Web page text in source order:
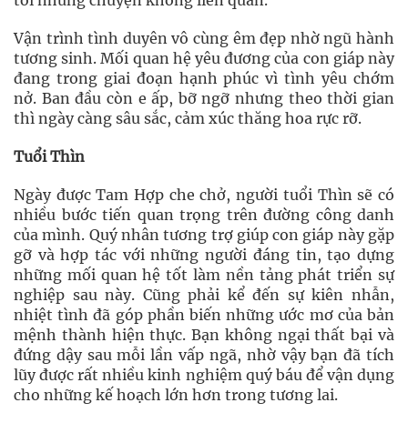
Vận trình tình duyên vô cùng êm đẹp nhờ ngũ hành
tương sinh. Mối quan hệ yêu đương của con giáp này
đang trong giai đoạn hạnh phúc vì tình yêu chớm
nở. Ban đầu còn e ấp, bỡ ngỡ nhưng theo thời gian
thì ngày càng sâu sắc, cảm xúc thăng hoa rực rỡ.
Tuổi Thìn
Ngày được Tam Hợp che chở, người tuổi Thìn sẽ có
nhiều bước tiến quan trọng trên đường công danh
của mình. Quý nhân tương trợ giúp con giáp này gặp
gỡ và hợp tác với những người đáng tin, tạo dựng
những mối quan hệ tốt làm nền tảng phát triển sự
nghiệp sau này. Cũng phải kể đến sự kiên nhẫn,
nhiệt tình đã góp phần biến những ước mơ của bản
mệnh thành hiện thực. Bạn không ngại thất bại và
đứng dậy sau mỗi lần vấp ngã, nhờ vậy bạn đã tích
lũy được rất nhiều kinh nghiệm quý báu để vận dụng
cho những kế hoạch lớn hơn trong tương lai.